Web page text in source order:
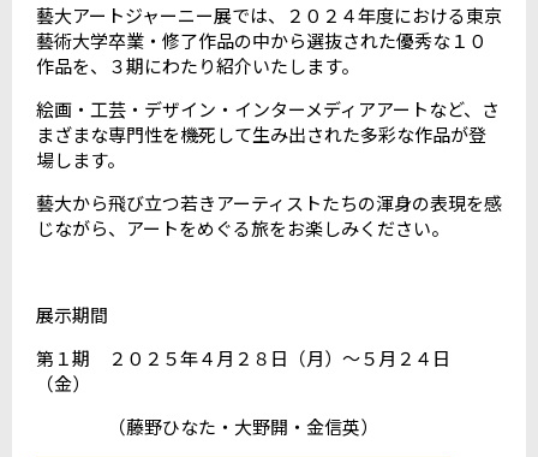
藝大アートジャーニー展では、２０２４年度における東京
藝術大学卒業・修了作品の中から選抜された優秀な１０
作品を、３期にわたり紹介いたします。
絵画・工芸・デザイン・インターメディアアートなど、さ
まざまな専門性を機死して生み出された多彩な作品が登
場します。
藝大から飛び立つ若きアーティストたちの渾身の表現を感
じながら、アートをめぐる旅をお楽しみください。
展示期間
第１期 ２０２５年４月２８日（月）～５月２４日
（金）
（藤野ひなた・大野開・金信英）